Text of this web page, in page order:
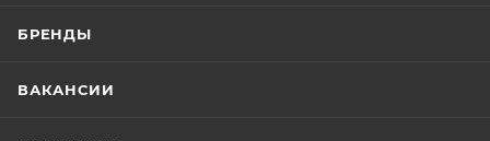
БРЕНДЫ
ВАКАНСИИ